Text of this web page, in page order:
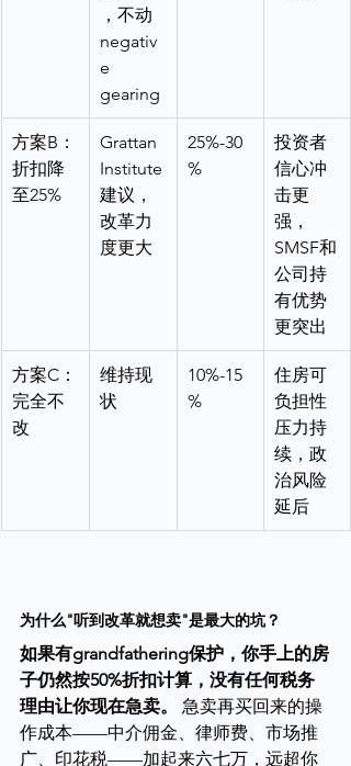
，不动
negativ
e
gearing
方案B：
折扣降
至25%
Grattan
Institute
建议，
改革力
度更大
25%-30
%
投资者
信心冲
击更
强，
SMSF和
公司持
有优势
更突出
方案C：
完全不
改
维持现
状
10%-15
%
住房可
负担性
压力持
续，政
治风险
延后
为什么"听到改革就想卖"是最大的坑？
如果有grandfathering保护，你手上的房
子仍然按50%折扣计算，没有任何税务
理由让你现在急卖。
急卖再买回来的操
作成本——中介佣金、律师费、市场推
广、印花税——加起来六七万，远超你